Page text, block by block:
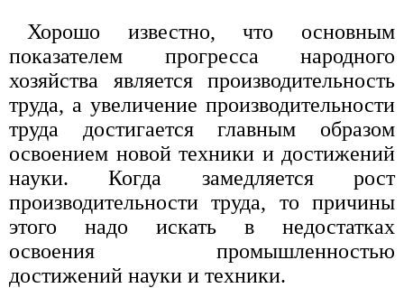
Хорошо известно, что основным
показателем прогресса народного
хозяйства является производительность
труда, а увеличение производительности
труда достигается главным образом
освоением новой техники и достижений
науки. Когда замедляется рост
производительности труда, то причины
этого надо искать в недостатках
освоения промышленностью
достижений науки и техники.